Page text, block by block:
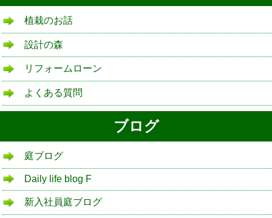
植栽のお話
設計の森
リフォームローン
よくある質問
ブログ
庭ブログ
Daily life blog F
新入社員庭ブログ